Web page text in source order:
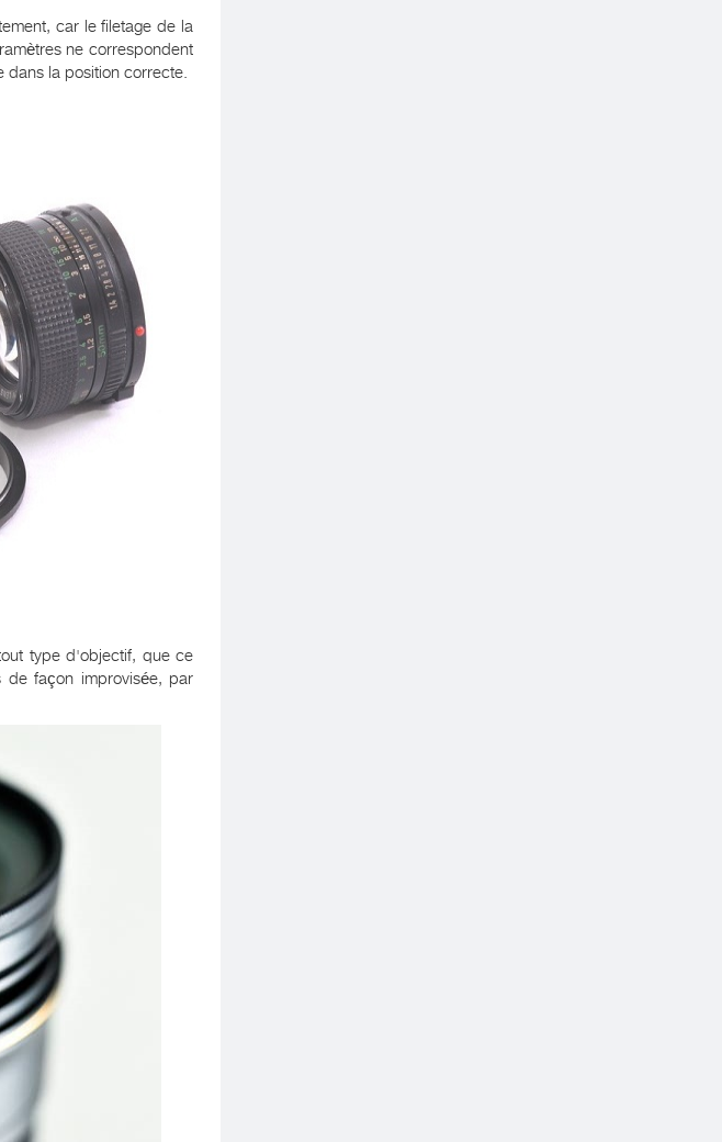
car le filetage de la
ne correspondent
dans la position correcte.
type d'objectif, que ce
façon improvisée, par